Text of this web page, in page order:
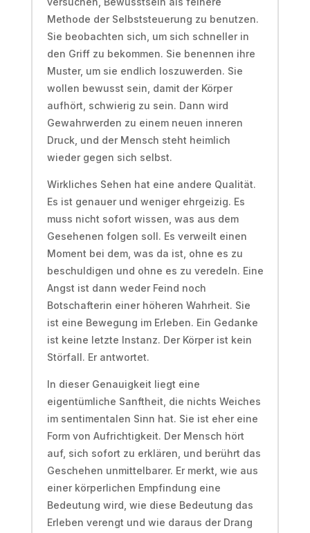
Methode der Selbststeuerung zu benutzen.
Sie beobachten sich, um sich schneller in
den Griff zu bekommen. Sie benennen ihre
Muster, um sie endlich loszuwerden. Sie
wollen bewusst sein, damit der Körper
aufhört, schwierig zu sein. Dann wird
Gewahrwerden zu einem neuen inneren
Druck, und der Mensch steht heimlich
wieder gegen sich selbst.
Wirkliches Sehen hat eine andere Qualität.
Es ist genauer und weniger ehrgeizig. Es
muss nicht sofort wissen, was aus dem
Gesehenen folgen soll. Es verweilt einen
Moment bei dem, was da ist, ohne es zu
beschuldigen und ohne es zu veredeln. Eine
Angst ist dann weder Feind noch
Botschafterin einer höheren Wahrheit. Sie
ist eine Bewegung im Erleben. Ein Gedanke
ist keine letzte Instanz. Der Körper ist kein
Störfall. Er antwortet.
In dieser Genauigkeit liegt eine
eigentümliche Sanftheit, die nichts Weiches
im sentimentalen Sinn hat. Sie ist eher eine
Form von Aufrichtigkeit. Der Mensch hört
auf, sich sofort zu erklären, und berührt das
Geschehen unmittelbarer. Er merkt, wie aus
einer körperlichen Empfindung eine
Bedeutung wird, wie diese Bedeutung das
Erleben verengt und wie daraus der Drang